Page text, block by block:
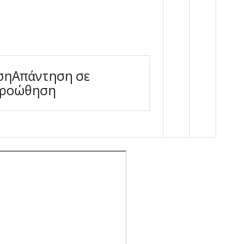
Απάντηση σε